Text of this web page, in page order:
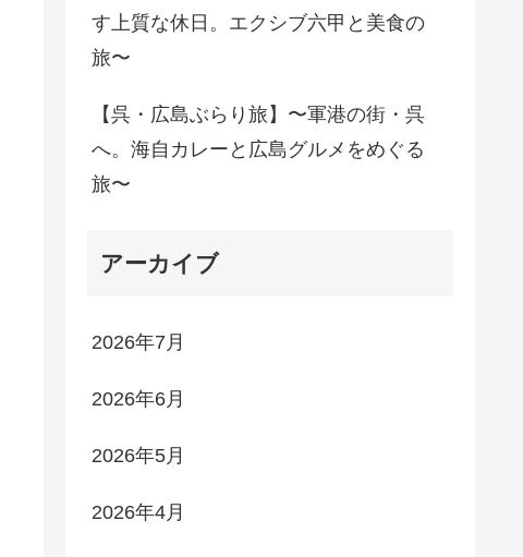
す上質な休日。エクシブ六甲と美食の
旅〜
【呉・広島ぶらり旅】〜軍港の街・呉
へ。海自カレーと広島グルメをめぐる
旅〜
アーカイブ
2026年7月
2026年6月
2026年5月
2026年4月